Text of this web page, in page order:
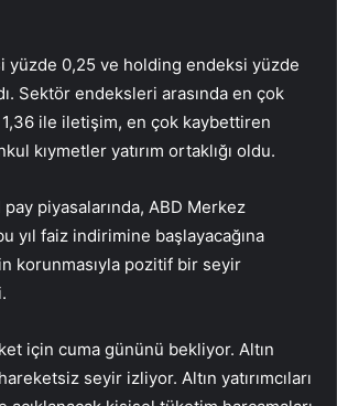
yüzde 0,25 ve holding endeksi yüzde
Sektör endeksleri arasında en çok
1,36 ile iletişim, en çok kaybettiren
kıymetler yatırım ortaklığı oldu.
piyasalarında, ABD Merkez
yıl faiz indirimine başlayacağına
korunmasıyla pozitif bir seyir
için cuma gününü bekliyor. Altın
seyir izliyor. Altın yatırımcıları